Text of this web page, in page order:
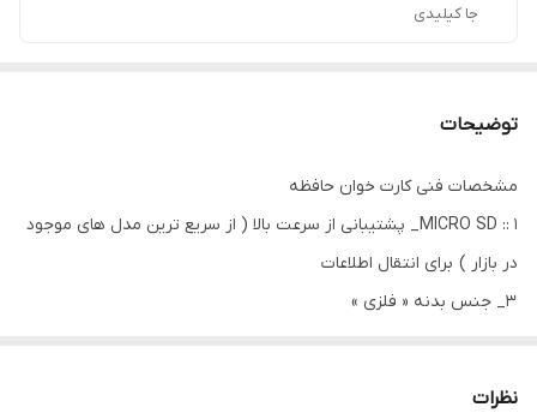
جا کیلیدی
توضیحات
مشخصات فنی کارت خوان حافظه
MICRO SD :: 1_ پشتیبانی از سرعت بالا ( از سریع ترین مدل های موجود
در بازار ) برای انتقال اطلاعات
نظرات